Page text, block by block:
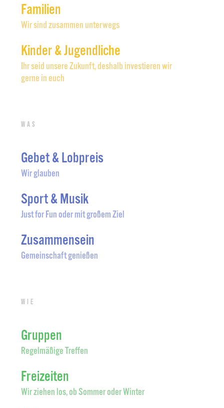
Familien
Wir sind zusammen unterwegs
Kinder & Jugendliche
Ihr seid unsere Zukunft, deshalb investieren wir
gerne in euch
Was
Gebet & Lobpreis
Wir glauben
Sport & Musik
Just for Fun oder mit großem Ziel
Zusammensein
Gemeinschaft genießen
Wie
Gruppen
Regelmäßige Treffen
Freizeiten
Wir ziehen los, ob Sommer oder Winter